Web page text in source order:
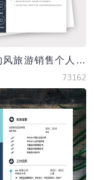
墨蓝简约风旅游销售个人简历模板
73162